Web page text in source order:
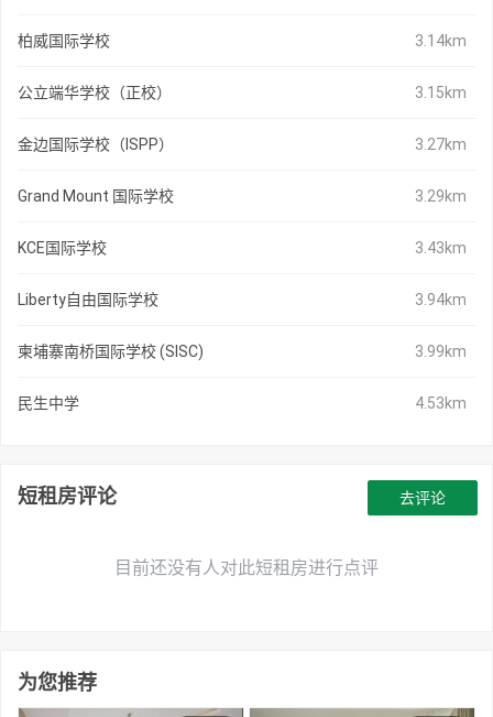
柏威国际学校 3.14km
公立端华学校（正校） 3.15km
金边国际学校（ISPP） 3.27km
Grand Mount 国际学校 3.29km
KCE国际学校 3.43km
Liberty自由国际学校 3.94km
柬埔寨南桥国际学校 (SISC) 3.99km
民生中学 4.53km
短租房评论
目前还没有人对此短租房进行点评
去评论
为您推荐